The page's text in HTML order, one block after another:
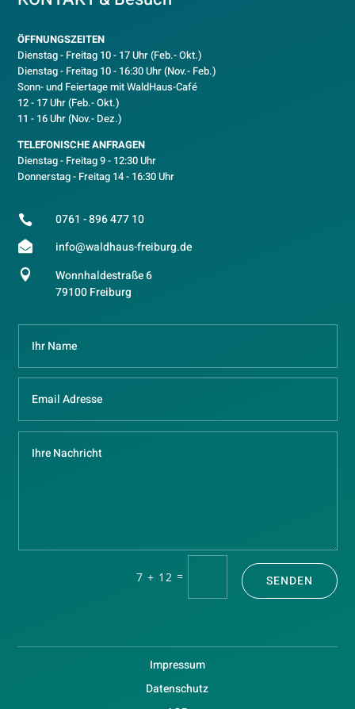
ÖFFNUNGSZEITEN
Dienstag - Freitag 10 - 17 Uhr (Feb.- Okt.)
Dienstag - Freitag 10 - 16:30 Uhr (Nov.- Feb.)
Sonn- und Feiertage mit WaldHaus-Café
12 - 17 Uhr (Feb.- Okt.)
11 - 16 Uhr (Nov.- Dez.)
TELEFONISCHE ANFRAGEN
Dienstag - Freitag 9 - 12:30 Uhr
Donnerstag - Freitag 14 - 16:30 Uhr
 0761 - 896 477 10
 info@waldhaus-freiburg.de

Wonnhaldestraße 6
79100 Freiburg
7 + 12 = SENDEN
Impressum
Datenschutz